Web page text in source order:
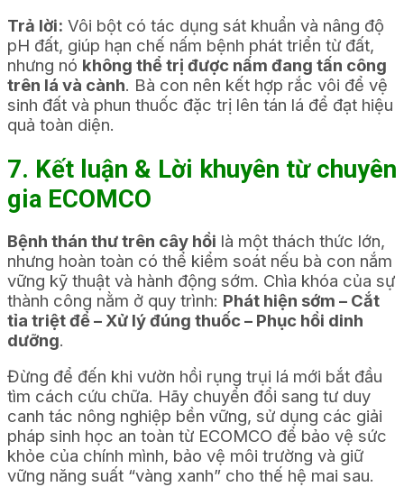
Trả lời: Vôi bột có tác dụng sát khuẩn và nâng độ
pH đất, giúp hạn chế nấm bệnh phát triển từ đất,
nhưng nó không thể trị được nấm đang tấn công
trên lá và cành. Bà con nên kết hợp rắc vôi để vệ
sinh đất và phun thuốc đặc trị lên tán lá để đạt hiệu
quả toàn diện.
7. Kết luận & Lời khuyên từ chuyên
gia ECOMCO
Bệnh thán thư trên cây hồi là một thách thức lớn,
nhưng hoàn toàn có thể kiểm soát nếu bà con nắm
vững kỹ thuật và hành động sớm. Chìa khóa của sự
thành công nằm ở quy trình: Phát hiện sớm – Cắt
tỉa triệt để – Xử lý đúng thuốc – Phục hồi dinh
dưỡng.
Đừng để đến khi vườn hồi rụng trụi lá mới bắt đầu
tìm cách cứu chữa. Hãy chuyển đổi sang tư duy
canh tác nông nghiệp bền vững, sử dụng các giải
pháp sinh học an toàn từ ECOMCO để bảo vệ sức
khỏe của chính mình, bảo vệ môi trường và giữ
vững năng suất “vàng xanh” cho thế hệ mai sau.